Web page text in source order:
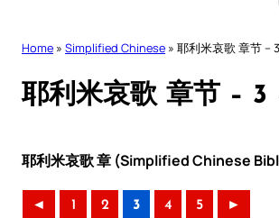
Home » Simplified Chinese » 耶利米哀歌 章节 –
耶利米哀歌 章节 – 3
耶利米哀歌 章 (Simplified Chinese
◄ 1 2 3 4 5 ►